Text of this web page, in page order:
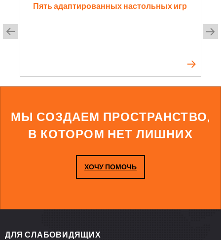
Пять адаптированных настольных игр
МЫ СОЗДАЕМ ПРОСТРАНСТВО,
В КОТОРОМ НЕТ ЛИШНИХ
ХОЧУ ПОМОЧЬ
ДЛЯ СЛАБОВИДЯЩИХ